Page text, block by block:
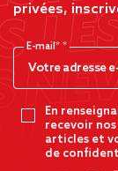
privées,
E-mail*
En
recevoir
articles et
de